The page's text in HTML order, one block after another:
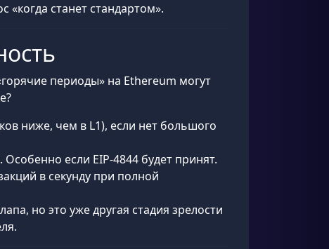
станет стандартом».
периоды» на Ethereum могут
ниже, чем в L1), если нет большого
если EIP-4844 будет принят.
в секунду при полной
но это уже другая стадия зрелости